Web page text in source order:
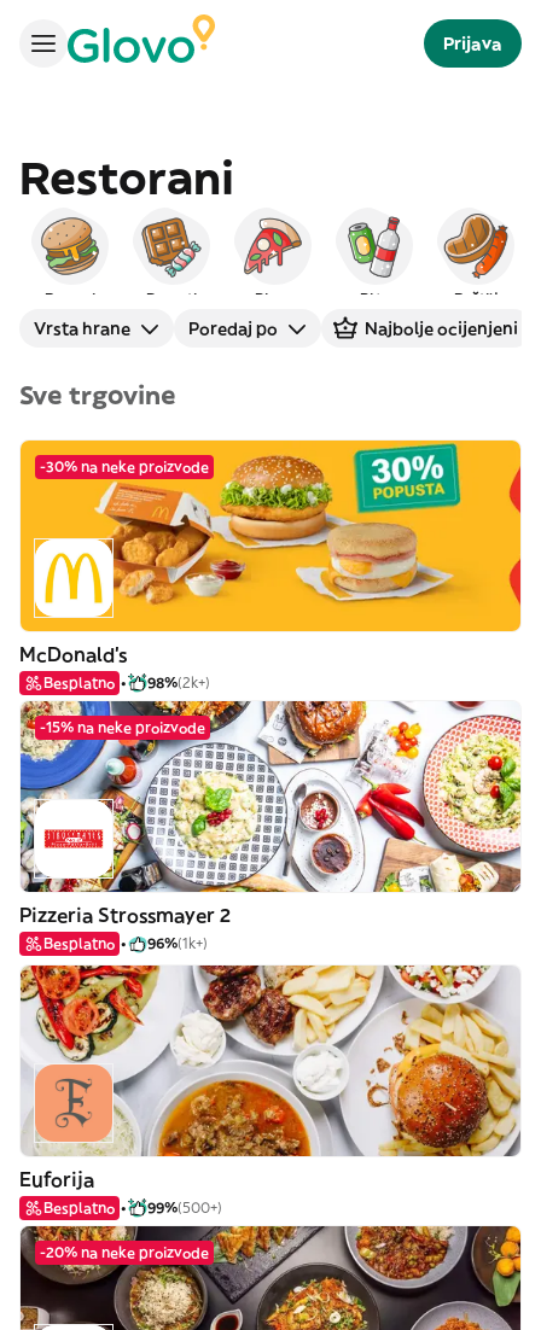
Prijava
Restorani
Burgeri Deserti Pizza Pića Roštilj
Vrsta hrane Poredaj po Najbolje ocijenjeni
Sve trgovine
-30% na neke proizvode
McDonald's
Besplatno 98%(2k+)
-15% na neke proizvode
Pizzeria Strossmayer 2
Besplatno 96%(1k+)
Euforija
Besplatno 99%(500+)
-20% na neke proizvode